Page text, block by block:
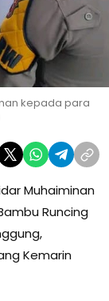
kepada para
Muhaiminan
Runcing
Kemarin